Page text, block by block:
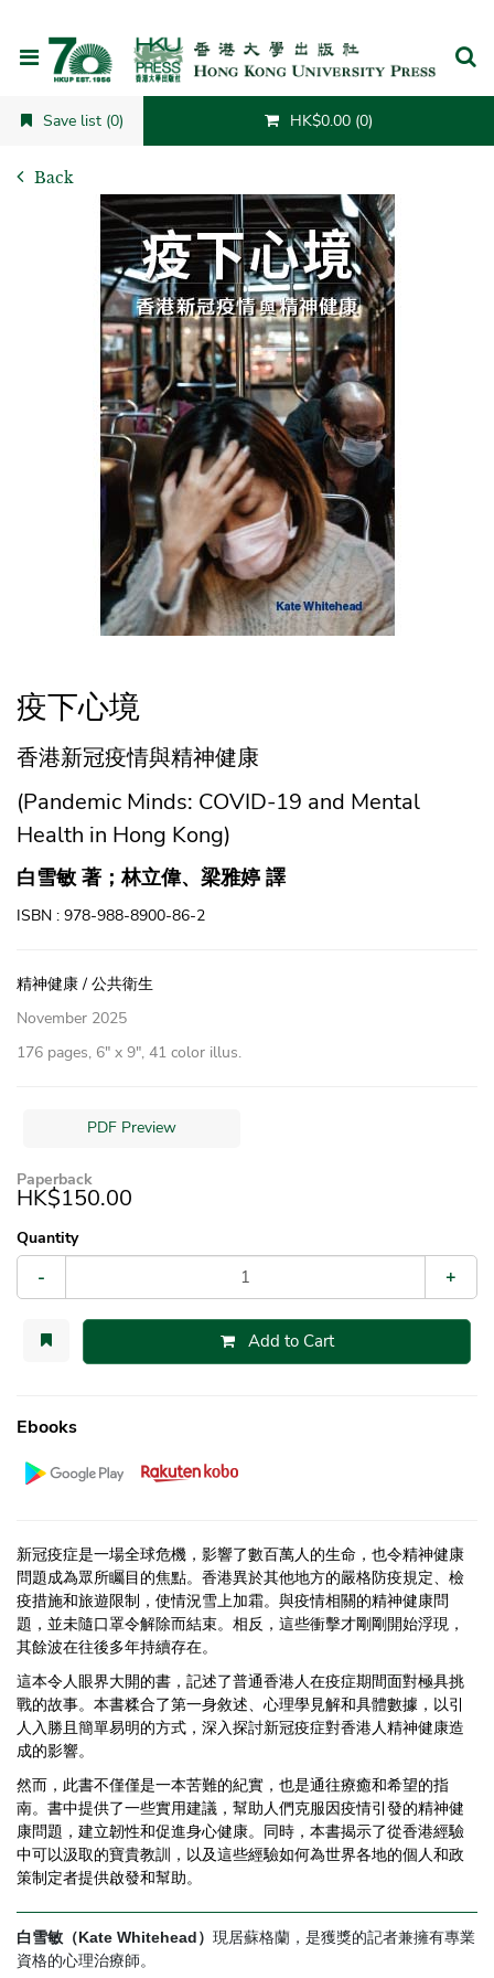
Save list (0) HK$0.00 (0)
Back
疫下心境
香港新冠疫情與精神健康
(Pandemic Minds: COVID-19 and Mental
Health in Hong Kong)
白雪敏 著；林立偉、梁雅婷 譯
ISBN : 978-988-8900-86-2
精神健康 / 公共衛生
November 2025
176 pages, 6″ x 9″, 41 color illus.
PDF Preview
Paperback
HK$150.00
Quantity
- +
Add to Cart
Ebooks
新冠疫症是一場全球危機，影響了數百萬人的生命，也令精神健康
問題成為眾所矚目的焦點。香港異於其他地方的嚴格防疫規定、檢
疫措施和旅遊限制，使情況雪上加霜。與疫情相關的精神健康問
題，並未隨口罩令解除而結束。相反，這些衝擊才剛剛開始浮現，
其餘波在往後多年持續存在。
這本令人眼界大開的書，記述了普通香港人在疫症期間面對極具挑
戰的故事。本書糅合了第一身敘述、心理學見解和具體數據，以引
人入勝且簡單易明的方式，深入探討新冠疫症對香港人精神健康造
成的影響。
然而，此書不僅僅是一本苦難的紀實，也是通往療癒和希望的指
南。書中提供了一些實用建議，幫助人們克服因疫情引發的精神健
康問題，建立韌性和促進身心健康。同時，本書揭示了從香港經驗
中可以汲取的寶貴教訓，以及這些經驗如何為世界各地的個人和政
策制定者提供啟發和幫助。
白雪敏 （Kate Whitehead） 現居蘇格蘭，是獲獎的記者兼擁有專業
資格的心理治療師。